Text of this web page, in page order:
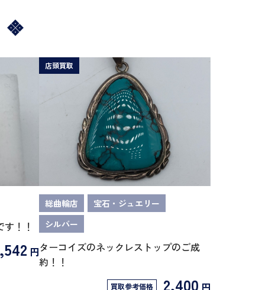
！！
円
店頭買取
総曲輪店
宝石・ジュエリー
シルバー
ターコイズのネックレストップのご成
約！！
買取参考価格 2,400 円